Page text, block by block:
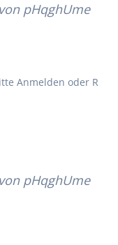
pHqghUme
Anmelden oder R
pHqghUme